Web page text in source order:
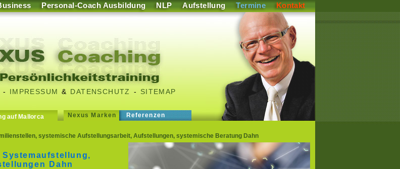
Personal-Coach Ausbildung NLP Aufstellung Termine Kontakt
- IMPRESSUM & DATENSCHUTZ - SITEMAP
auf Mallorca Nexus Marken Referenzen
systemische Aufstellungsarbeit, Aufstellungen, systemische Beratung Dahn
Dahn